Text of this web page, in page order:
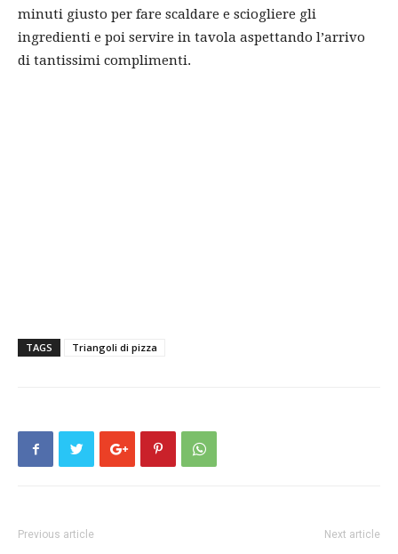
minuti giusto per fare scaldare e sciogliere gli
ingredienti e poi servire in tavola aspettando l’arrivo
di tantissimi complimenti.
TAGS Triangoli di pizza
Previous article Next article